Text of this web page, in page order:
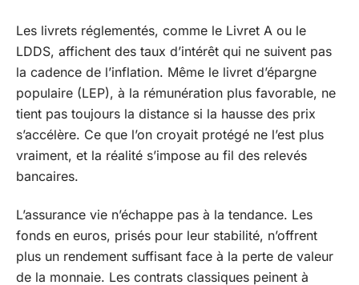
Les livrets réglementés, comme le Livret A ou le
LDDS, affichent des taux d’intérêt qui ne suivent pas
la cadence de l’inflation. Même le livret d’épargne
populaire (LEP), à la rémunération plus favorable, ne
tient pas toujours la distance si la hausse des prix
s’accélère. Ce que l’on croyait protégé ne l’est plus
vraiment, et la réalité s’impose au fil des relevés
bancaires.
L’assurance vie n’échappe pas à la tendance. Les
fonds en euros, prisés pour leur stabilité, n’offrent
plus un rendement suffisant face à la perte de valeur
de la monnaie. Les contrats classiques peinent à